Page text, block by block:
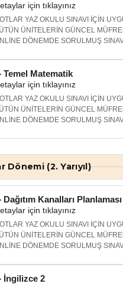
için tıklayınız
YAZ OKULU SINAVI İÇİN
ÜNİTELERİN GÜNCEL
DÖNEMDE SORULMUŞ
Temel Matematik
için tıklayınız
YAZ OKULU SINAVI İÇİN
ÜNİTELERİN GÜNCEL
DÖNEMDE SORULMUŞ
Dönemi (2. Yarıyıl)
Kanalları Planlaması
için tıklayınız
YAZ OKULU SINAVI İÇİN
ÜNİTELERİN GÜNCEL
DÖNEMDE SORULMUŞ
İngilizce 2